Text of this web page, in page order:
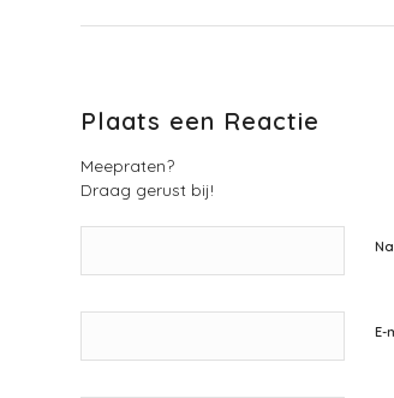
Plaats een Reactie
Meepraten?
Draag gerust bij!
E-